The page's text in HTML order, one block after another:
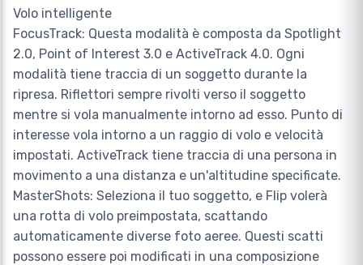
Volo intelligente
FocusTrack: Questa modalità è composta da Spotlight
2.0, Point of Interest 3.0 e ActiveTrack 4.0. Ogni
modalità tiene traccia di un soggetto durante la
ripresa. Riflettori sempre rivolti verso il soggetto
mentre si vola manualmente intorno ad esso. Punto di
interesse vola intorno a un raggio di volo e velocità
impostati. ActiveTrack tiene traccia di una persona in
movimento a una distanza e un'altitudine specificate.
MasterShots: Seleziona il tuo soggetto, e Flip volerà
una rotta di volo preimpostata, scattando
automaticamente diverse foto aeree. Questi scatti
possono essere poi modificati in una composizione